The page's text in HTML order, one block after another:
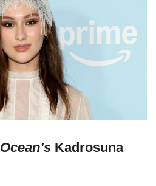
Ocean’s Kadrosuna